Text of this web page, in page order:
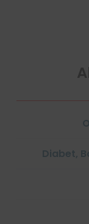
Diabet,